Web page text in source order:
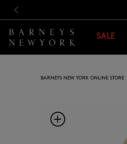
SALE
BARNEYS NEW YORK ONLINE STORE